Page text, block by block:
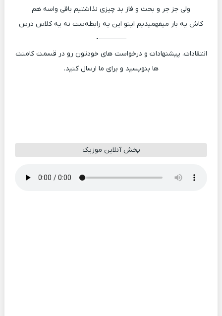
ولی جز جر و بحث و فاز بد چیزی نذاشتیم باقی واسه هم
کاش یه بار میفهمیدیم اینو این یه رابطه‌ست نه یه کلاس درس
————-
انتقادات، پیشنهادات و درخواست های خودتون رو در قسمت کامنت
ها بنویسید و برای ما ارسال کنید.
پخش آنلاین موزیک